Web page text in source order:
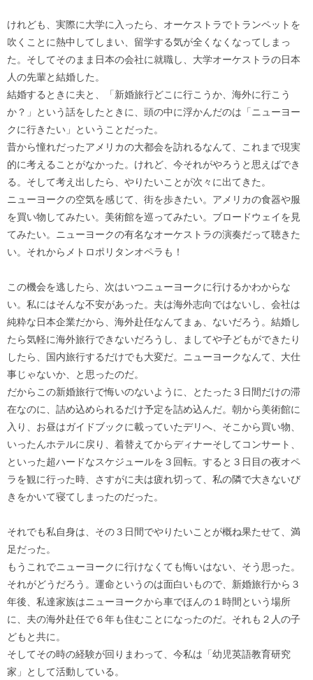
けれども、実際に大学に入ったら、オーケストラでトランペットを
吹くことに熱中してしまい、留学する気が全くなくなってしまっ
た。そしてそのまま日本の会社に就職し、大学オーケストラの日本
人の先輩と結婚した。
結婚するときに夫と、「新婚旅行どこに行こうか、海外に行こう
か？」という話をしたときに、頭の中に浮かんだのは「ニューヨー
クに行きたい」ということだった。
昔から憧れだったアメリカの大都会を訪れるなんて、これまで現実
的に考えることがなかった。けれど、今それがやろうと思えばでき
る。そして考え出したら、やりたいことが次々に出てきた。
ニューヨークの空気を感じて、街を歩きたい。アメリカの食器や服
を買い物してみたい。美術館を巡ってみたい。ブロードウェイを見
てみたい。ニューヨークの有名なオーケストラの演奏だって聴きた
い。それからメトロポリタンオペラも！
この機会を逃したら、次はいつニューヨークに行けるかわからな
い。私にはそんな不安があった。夫は海外志向ではないし、会社は
純粋な日本企業だから、海外赴任なんてまぁ、ないだろう。結婚し
たら気軽に海外旅行できないだろうし、ましてや子どもができたり
したら、国内旅行するだけでも大変だ。ニューヨークなんて、大仕
事じゃないか、と思ったのだ。
だからこの新婚旅行で悔いのないように、とたった３日間だけの滞
在なのに、詰め込められるだけ予定を詰め込んだ。朝から美術館に
入り、お昼はガイドブックに載っていたデリへ、そこから買い物、
いったんホテルに戻り、着替えてからディナーそしてコンサート、
といった超ハードなスケジュールを３回転。すると３日目の夜オペ
ラを観に行った時、さすがに夫は疲れ切って、私の隣で大きないび
きをかいて寝てしまったのだった。
それでも私自身は、その３日間でやりたいことが概ね果たせて、満
足だった。
もうこれでニューヨークに行けなくても悔いはない、そう思った。
それがどうだろう。運命というのは面白いもので、新婚旅行から３
年後、私達家族はニューヨークから車でほんの１時間という場所
に、夫の海外赴任で６年も住むことになったのだ。それも２人の子
どもと共に。
そしてその時の経験が回りまわって、今私は「幼児英語教育研究
家」として活動している。